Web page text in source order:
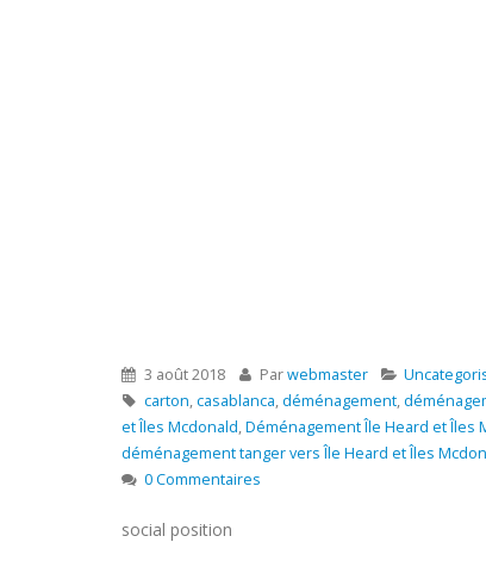
3 août 2018 Parwebmaster
carton,casablanca,déménagement,
et Îles Mcdonald,Déménagement Île Heard et Îles
déménagement tanger vers Île Heard et Îles
0 Commentaires
social position